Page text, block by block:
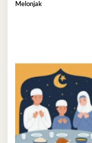
Melonjak